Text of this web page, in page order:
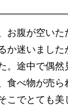
お腹が空いた
か迷いました
。途中で偶然
食べ物が売ら
こでとても美